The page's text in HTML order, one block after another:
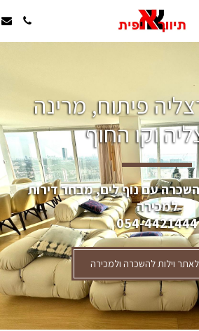
דירות בהרצליה פיתוח, מרינה
וקו החוף
דירות מרוהטות להשכרה עם נוף לים, מבחר דירות
למכירה
054-
וילות להשכרה ולמכירה